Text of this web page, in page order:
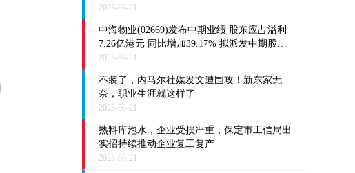
2023-08-21
中海物业(02669)发布中期业绩 股东应占溢利
7.26亿港元 同比增加39.17% 拟派发中期股息
每股5.5港仙
2023-08-21
不装了，内马尔社媒发文遭围攻！新东家无
奈，职业生涯就这样了
2023-08-21
熟料库泡水，企业受损严重，保定市工信局出
实招持续推动企业复工复产
2023-08-21